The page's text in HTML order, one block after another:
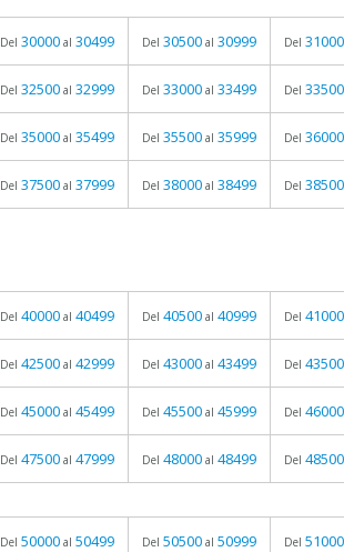
Del 30000 al 30499 Del 30500 al 30999 Del 31000
Del 32500 al 32999 Del 33000 al 33499 Del 33500
Del 35000 al 35499 Del 35500 al 35999 Del 36000
Del 37500 al 37999 Del 38000 al 38499 Del 38500
Del 40000 al 40499 Del 40500 al 40999 Del 41000
Del 42500 al 42999 Del 43000 al 43499 Del 43500
Del 45000 al 45499 Del 45500 al 45999 Del 46000
Del 47500 al 47999 Del 48000 al 48499 Del 48500
Del 50000 al 50499 Del 50500 al 50999 Del 51000